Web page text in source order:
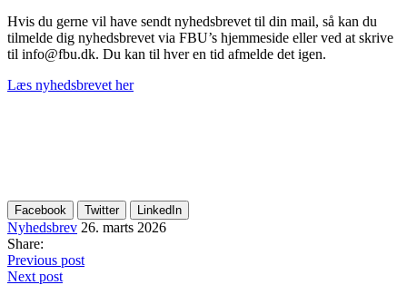
Hvis du gerne vil have sendt nyhedsbrevet til din mail, så kan du
tilmelde dig nyhedsbrevet via FBU’s hjemmeside eller ved at skrive
til info@fbu.dk. Du kan til hver en tid afmelde det igen.
Læs nyhedsbrevet her
Facebook Twitter LinkedIn
Nyhedsbrev 26. marts 2026
Share:
Indlægsnavigation
Previous
post:
Previous post
Next
Next post